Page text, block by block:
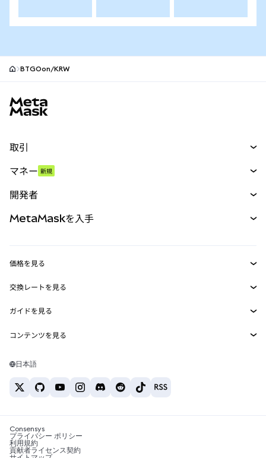
BTGOon/KRW
取引
パーペチュアル
RWA
マネー 新規
開発者
MetaMask Connect
Snaps
Web3サービス
MetaMaskを入手
セキュリティ
サポート
キャリア
お問い合わせ
価格を見る
イーサリアムの価格
Solanaの価格
Tetherの価格
交換レートを見る
ETH→USD
USDT→INR
BTC→INR
ETH→USDT
ガイドを見る
ETHの購入
USDTの購入
SHIBの購入
BNBの購入
コンテンツを見る
Solanaウォレット
税制関連ニュース
暗号資産の購入方法は？
日本語
Consensys
プライバシー ポリシー
利用規約
貢献者ライセンス契約